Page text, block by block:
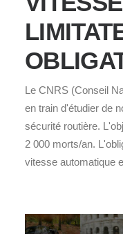
Le CNRS (Conseil
en train d'étudier de
sécurité routière.
2 000 morts/an.
vitesse automatique